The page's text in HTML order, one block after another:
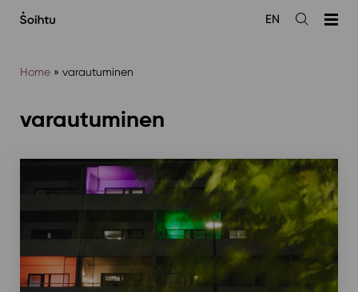
sisältöön
Avaa
EN
Home» varautuminen
varautuminen